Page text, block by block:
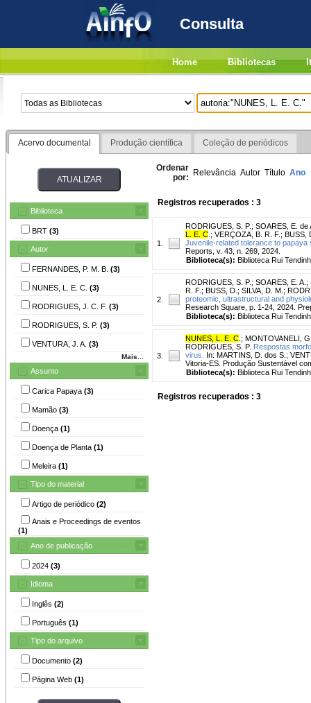
Consulta
Home Bibliotecas
Acervo documental Produção científica Coleção de periódicos
Biblioteca
BRT (3)
Autor
FERNANDES, P. M. B. (3)
NUNES, L. E. C. (3)
RODRIGUES, J. C. F. (3)
RODRIGUES, S. P. (3)
VENTURA, J. A. (3)
Mais...
Assunto
Carica Papaya (3)
Mamão (3)
Doença (1)
Doença de Planta (1)
Meleira (1)
Tipo do material
Artigo de periódico (2)
Anais e Proceedings de eventos
(1)
Ano de publicação
2024 (3)
Idioma
Inglês (2)
Português (1)
Tipo do arquivo
Documento (2)
Página Web (1)
Ordenar
por: Relevância Autor Título Ano
Registros recuperados : 3
1.
RODRIGUES, S. P. ; SOARES, E. de
L. E. C ; VERÇOZA, B. R. F. ; BUSS,
Juvenile-related tolerance to
Reports, v. 43, n. 269, 2024.
Biblioteca(s): Biblioteca Rui
2.
RODRIGUES, S. P. ; SOARES, E. A. ;
R. F. ; BUSS, D. ; SILVA, D. M. ;
proteomic, ultrastructural and
Research Square, p. 1-24, 2024.
Biblioteca(s): Biblioteca Rui
3.
NUNES, L. E. C ; MONTOVANELI,
RODRIGUES, S. P. Respostas
virus.
In: MARTINS, D. dos S.;
Vitoria-ES. Produção Sustentável
Biblioteca(s): Biblioteca Rui
Registros recuperados : 3